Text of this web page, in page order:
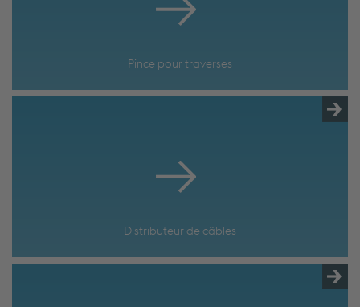
Pince pour traverses
Distributeur de câbles